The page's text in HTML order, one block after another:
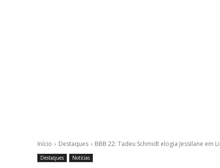
Início Destaques BBB 22: Tadeu Schmidt elogia Jessilane em
Destaques Notícias